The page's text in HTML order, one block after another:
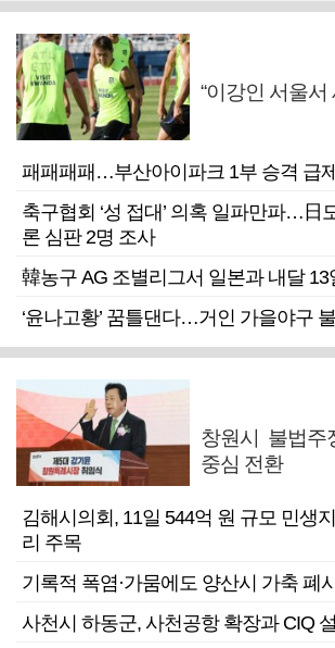
“이강인 서울서
패패패패…부산아이파크 1부 승격 급
축구협회 ‘성 접대’ 의혹 일파만파…日
론 심판 2명 조사
韓농구 AG 조별리그서 일본과 내달 13
‘윤나고황’ 꿈틀댄다…거인 가을야구
창원시 불법
중심 전환
김해시의회, 11일 544억 원 규모 민생
리 주목
기록적 폭염·가뭄에도 양산시 가축 폐
사천시 하동군, 사천공항 확장과 CIQ